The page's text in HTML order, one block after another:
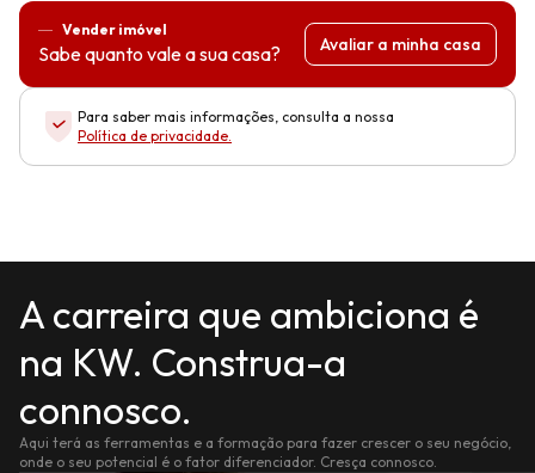
Vender imóvel
Sabe quanto vale a sua casa? Avaliar a minha casa
Para saber mais informações, consulta a nossa
Política de privacidade.
A carreira que ambiciona é
na KW. Construa-a
connosco.
Aqui terá as ferramentas e a formação para fazer crescer o seu negócio,
onde o seu potencial é o fator diferenciador. Cresça connosco.